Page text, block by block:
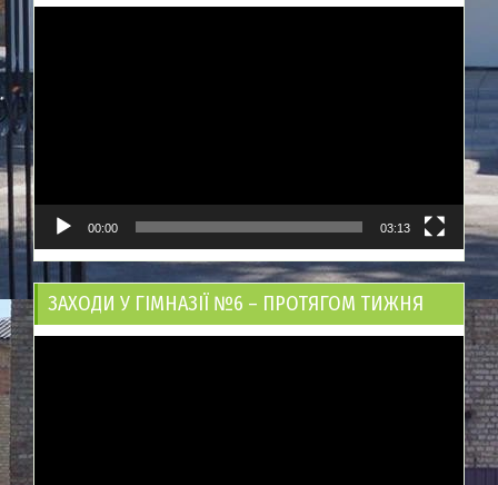
00:00 03:13
ЗАХОДИ У ГІМНАЗІЇ №6 – ПРОТЯГОМ ТИЖНЯ